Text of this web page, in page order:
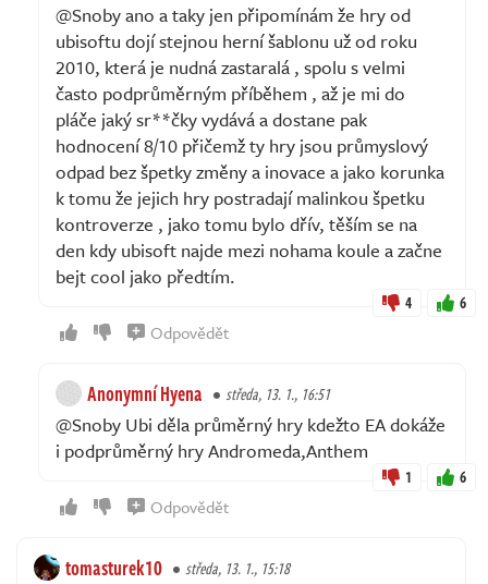
@Snoby ano a taky jen připomínám že hry od
ubisoftu dojí stejnou herní šablonu už od roku
2010, která je nudná zastaralá , spolu s velmi
často podprůměrným příběhem , až je mi do
pláče jaký sr**čky vydává a dostane pak
hodnocení 8/10 přičemž ty hry jsou průmyslový
odpad bez špetky změny a inovace a jako korunka
k tomu že jejich hry postradají malinkou špetku
kontroverze , jako tomu bylo dřív, těším se na
den kdy ubisoft najde mezi nohama koule a začne
bejt cool jako předtím.
4 6
Odpovědět
Anonymní Hyena středa, 13. 1., 16:51
@Snoby Ubi děla průměrný hry kdežto EA dokáže
i podprůměrný hry Andromeda,Anthem
1 6
Odpovědět
tomasturek10 středa, 13. 1., 15:18